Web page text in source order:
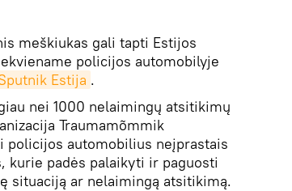
meškiukas gali tapti Estijos
policijos automobilyje
Estija .
nei 1000 nelaimingų atsitikimų
Traumamõmmik
policijos automobilius neįprastais
padės palaikyti ir paguosti
situaciją ar nelaimingą atsitikimą.